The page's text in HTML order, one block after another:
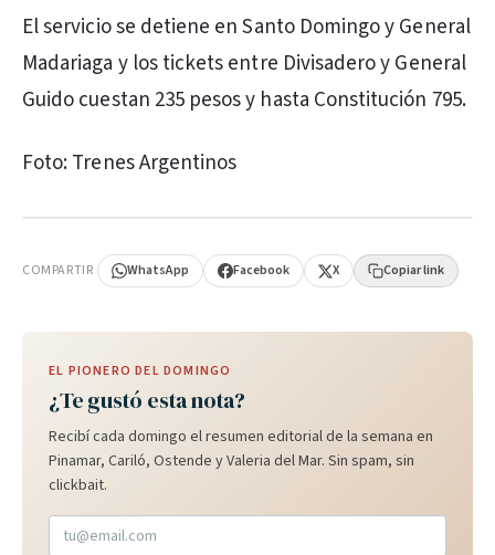
El servicio se detiene en Santo Domingo y General
Madariaga y los tickets entre Divisadero y General
Guido cuestan 235 pesos y hasta Constitución 795.
Foto: Trenes Argentinos
COMPARTIR WhatsApp Facebook X Copiar link
EL PIONERO DEL DOMINGO
¿Te gustó esta nota?
Recibí cada domingo el resumen editorial de la semana en
Pinamar, Cariló, Ostende y Valeria del Mar. Sin spam, sin
clickbait.